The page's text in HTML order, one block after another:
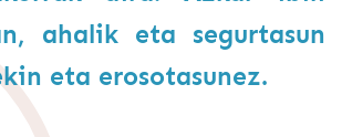
ahalik eta segurtasun
eta erosotasunez.